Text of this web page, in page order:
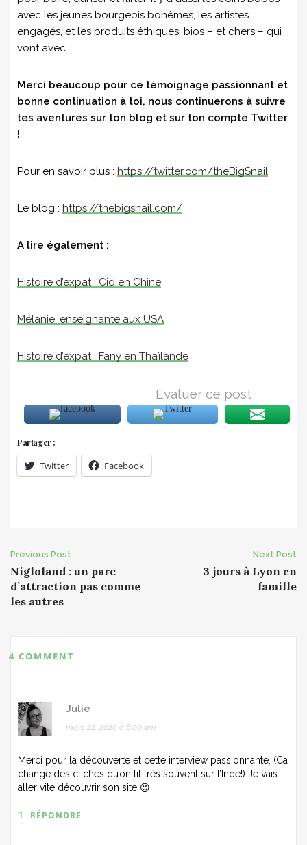
avec les jeunes bourgeois bohèmes, les artistes
engagés, et les produits éthiques, bios – et chers – qui
vont avec.
Merci beaucoup pour ce témoignage passionnant et
bonne continuation à toi, nous continuerons à suivre
tes aventures sur ton blog et sur ton compte Twitter
!
Pour en savoir plus : https://twitter.com/theBigSnail
Le blog : https://thebigsnail.com/
A lire également :
Histoire d’expat : Cid en Chine
Mélanie, enseignante aux USA
Histoire d’expat : Fany en Thaïlande
Evaluer ce post
Partager :
Twitter Facebook
Post
navigation
Previous Post
Nigloland : un parc
d’attraction pas comme
les autres
Next Post
3 jours à Lyon en
famille
4 COMMENT
Julie
mars 22, 2020 à 6:00 am
Merci pour la découverte et cette interview passionnante. (Ca
change des clichés qu’on lit très souvent sur l’Inde!) Je vais
aller vite découvrir son site 😉
RÉPONDRE